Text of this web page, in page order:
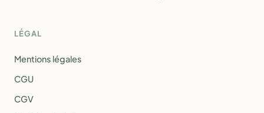
LÉGAL
Mentions légales
CGU
CGV